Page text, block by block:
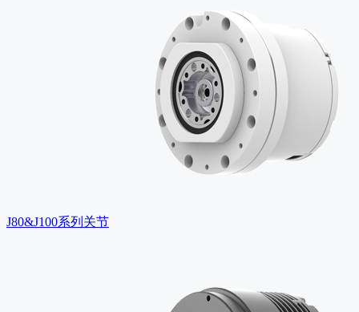
J80&J100系列关节